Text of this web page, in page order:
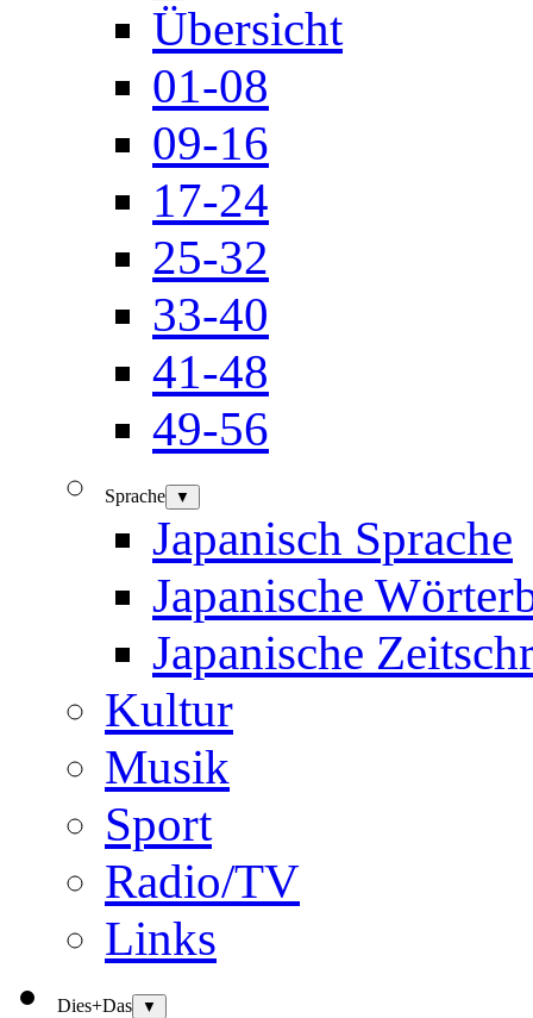
Übersicht
01-08
09-16
17-24
25-32
33-40
41-48
49-56
Sprache ▼
Japanisch Sprache
Japanische
Japanische
Kultur
Musik
Sport
Radio/TV
Links
Dies+Das ▼